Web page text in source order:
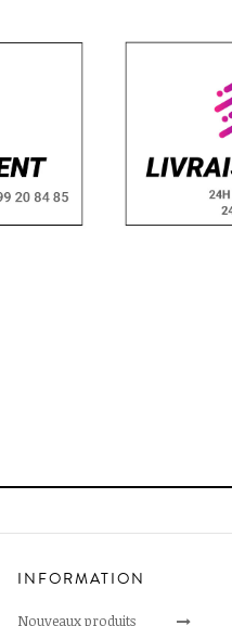
INFORMATION
Nouveaux produits